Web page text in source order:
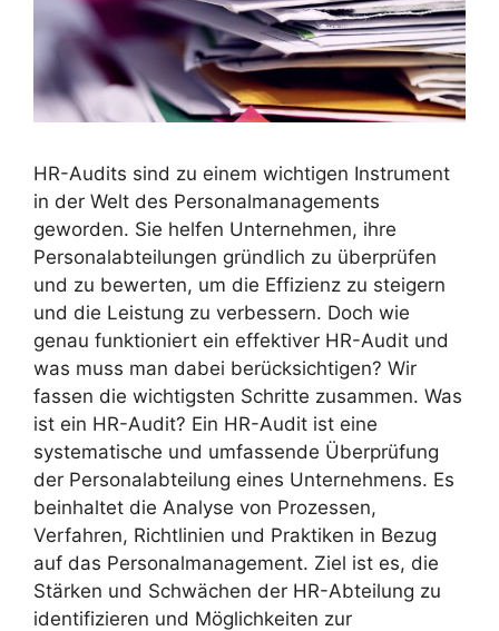
HR-Audits sind zu einem wichtigen Instrument
in der Welt des Personalmanagements
geworden. Sie helfen Unternehmen, ihre
Personalabteilungen gründlich zu überprüfen
und zu bewerten, um die Effizienz zu steigern
und die Leistung zu verbessern. Doch wie
genau funktioniert ein effektiver HR-Audit und
was muss man dabei berücksichtigen? Wir
fassen die wichtigsten Schritte zusammen. Was
ist ein HR-Audit? Ein HR-Audit ist eine
systematische und umfassende Überprüfung
der Personalabteilung eines Unternehmens. Es
beinhaltet die Analyse von Prozessen,
Verfahren, Richtlinien und Praktiken in Bezug
auf das Personalmanagement. Ziel ist es, die
Stärken und Schwächen der HR-Abteilung zu
identifizieren und Möglichkeiten zur